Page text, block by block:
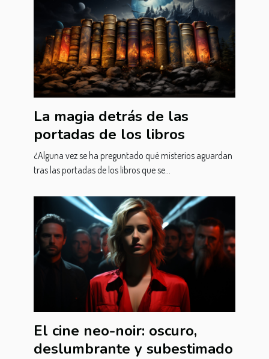
La magia detrás de las
portadas de los libros
¿Alguna vez se ha preguntado qué misterios aguardan
tras las portadas de los libros que se...
El cine neo-noir: oscuro,
deslumbrante y subestimado